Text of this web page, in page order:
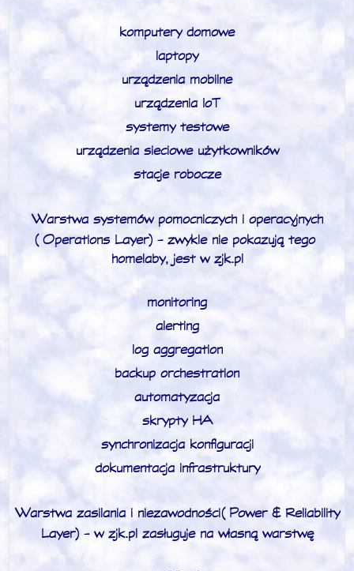
komputery domowe
laptopy
urządzenia mobilne
urządzenia IoT
systemy testowe
urządzenia sieciowe użytkowników
stacje robocze
Warstwa systemów pomocniczych i operacyjnych
(Operations Layer) - zwykle nie pokazują tego
homelaby, jest w zjk.pl
monitoring
alerting
log aggregation
backup orchestration
automatyzacja
skrypty HA
synchronizacja konfiguracji
dokumentacja infrastruktury
Warstwa zasilania i niezawodności (Power & Reliability
Layer) - w zjk.pl zasługuje na własną warstwę